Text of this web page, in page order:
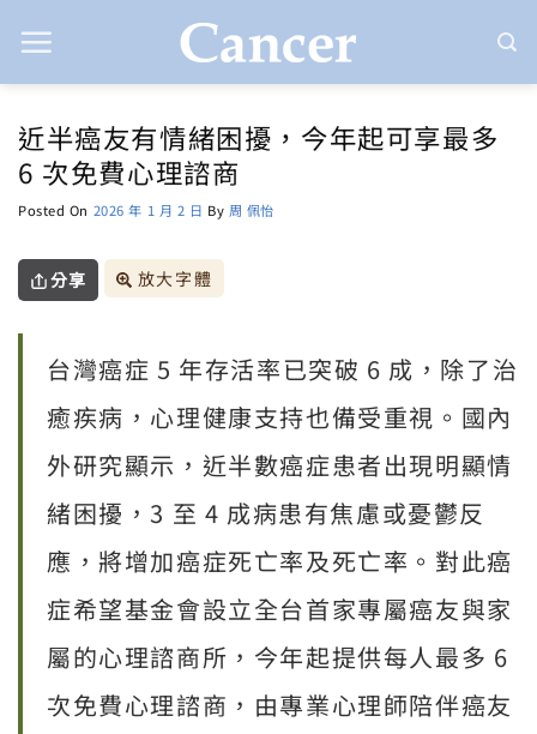
to
近半癌友有情緒困擾，今年起可享最多
6 次免費心理諮商
Posted On 2026 年 1 月 2 日 By 周 佩怡
分享 放大字體
台灣癌症 5 年存活率已突破 6 成，除了治
癒疾病，心理健康支持也備受重視。國內
外研究顯示，近半數癌症患者出現明顯情
緒困擾，3 至 4 成病患有焦慮或憂鬱反
應，將增加癌症死亡率及死亡率。對此癌
症希望基金會設立全台首家專屬癌友與家
屬的心理諮商所，今年起提供每人最多 6
次免費心理諮商，由專業心理師陪伴癌友